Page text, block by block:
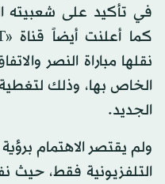
في تأكيد على شعبيته
نقلها مباراة النصر
الخاص بها، وذلك
الجديد.
ولم يقتصر الاهتمام
التلفزيونية فقط، حيث